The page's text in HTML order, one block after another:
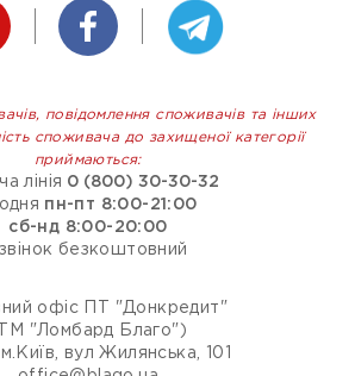
повідомлення споживачів та інших
споживача до захищеної категорії
приймаються:
лінія 0 (800) 30-30-32
пн-пт 8:00-21:00
сб-нд 8:00-20:00
безкоштовний
офіс ПТ "Донкредит"
"Ломбард Благо")
м.Київ, вул Жилянська, 101